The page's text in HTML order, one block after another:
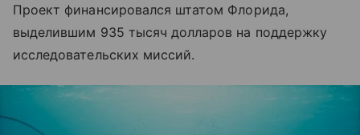
Проект финансировался штатом Флорида,
выделившим 935 тысяч долларов на поддержку
исследовательских миссий.